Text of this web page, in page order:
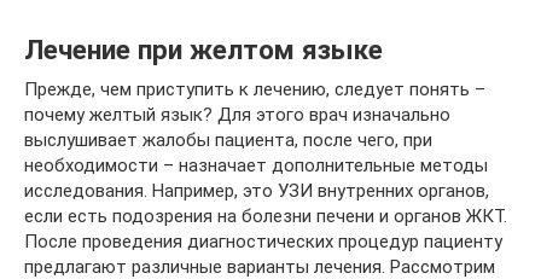
Лечение при желтом языке
Прежде, чем приступить к лечению, следует понять –
почему желтый язык? Для этого врач изначально
выслушивает жалобы пациента, после чего, при
необходимости – назначает дополнительные методы
исследования. Например, это УЗИ внутренних органов,
если есть подозрения на болезни печени и органов ЖКТ.
После проведения диагностических процедур пациенту
предлагают различные варианты лечения. Рассмотрим